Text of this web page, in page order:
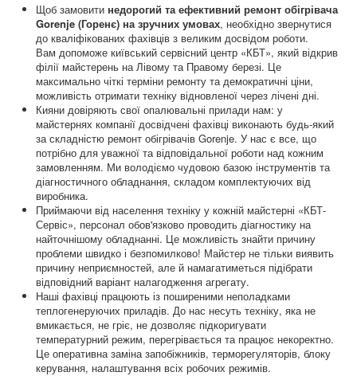
Щоб замовити недорогий та ефективний ремонт обігрівача
Gorenje (Горенє) на зручних умовах, необхідно звернутися
до кваліфікованих фахівців з великим досвідом роботи.
Вам допоможе київський сервісний центр «КБТ», який відкрив
філії майстерень на Лівому та Правому березі. Це
максимально чіткі терміни ремонту та демократичні ціни,
можливість отримати техніку відновленої через лічені дні.
Кияни довіряють свої опалювальні прилади нам: у
майстернях компанії досвідчені фахівці виконають будь-який
за складністю ремонт обігрівачів Gorenje. У нас є все, що
потрібно для уважної та відповідальної роботи над кожним
замовленням. Ми володіємо чудовою базою інструментів та
діагностичного обладнання, складом комплектуючих від
виробника.
Приймаючи від населення техніку у кожній майстерні «КБТ-
Сервіс», персонал обов'язково проводить діагностику на
найточнішому обладнанні. Це можливість знайти причину
проблеми швидко і безпомилково! Майстер не тільки виявить
причину неприємностей, але й намагатиметься підібрати
відповідний варіант налагодження агрегату.
Наші фахівці працюють із поширеними неполадками
теплогенеруючих приладів. До нас несуть техніку, яка не
вмикається, не гріє, не дозволяє підкоригувати
температурний режим, перегрівається та працює некоректно.
Це оперативна заміна запобіжників, терморегуляторів, блоку
керування, налаштування всіх робочих режимів.